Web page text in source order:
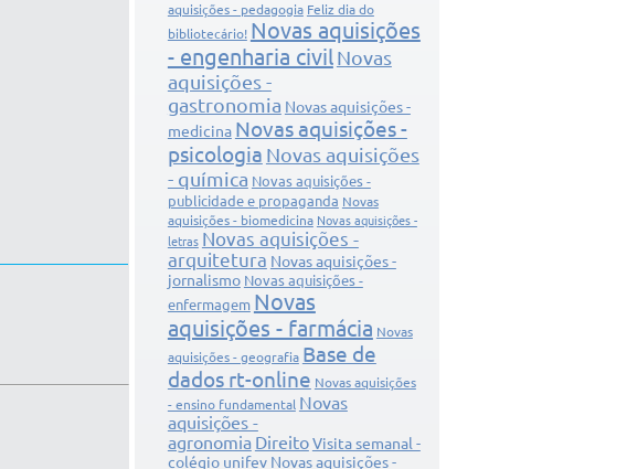
aquisições - pedagogia Feliz dia do
bibliotecário! Novas aquisições
- engenharia civil Novas
aquisições -
gastronomia Novas aquisições -
medicina Novas aquisições -
psicologia Novas aquisições
- química Novas aquisições -
publicidade e propaganda Novas
aquisições - biomedicina Novas aquisições -
letras Novas aquisições -
arquitetura Novas aquisições -
jornalismo Novas aquisições -
enfermagem Novas
aquisições - farmácia Novas
aquisições - geografia Base de
dados rt-online Novas aquisições
- ensino fundamental Novas
aquisições -
agronomia DireitoVisita semanal -
colégio unifev Novas aquisições -